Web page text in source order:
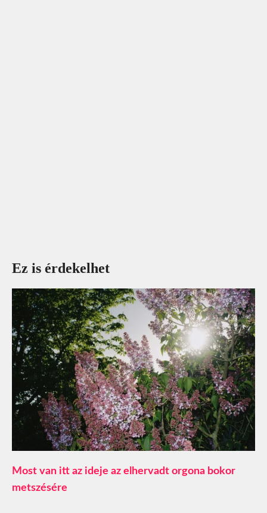
Ez is érdekelhet
Most van itt az ideje az elhervadt orgona bokor
metszésére